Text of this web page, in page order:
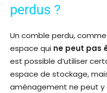
perdus ?
Un comble perdu,
espace qui ne peut pas
est possible d’utiliser
espace de stockage,
aménagement ne peut y